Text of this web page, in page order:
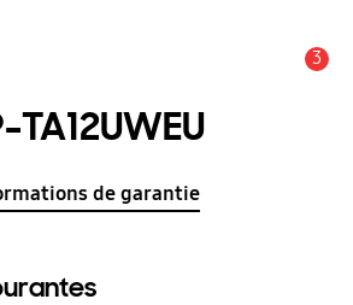
3
TA12UWEU
de garantie